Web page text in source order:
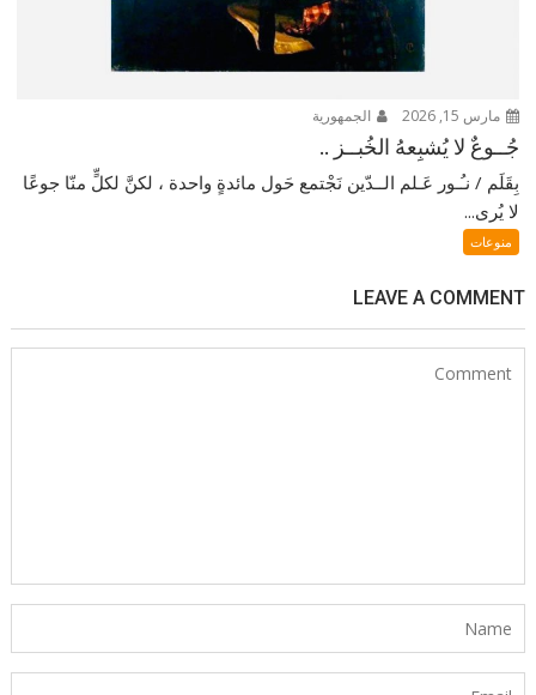
مارس 15, 2026 الجمهورية
جُــوعٌ لا يُشبِعهُ الخُبــز ..
بِقَلَم / نـُـور عَـلم الــدّين نَجْتمع حَول مائدةٍ واحدة ، لكنَّ لكلٍّ منّا جوعًا
لا يُرى...
منوعات
LEAVE A COMMENT